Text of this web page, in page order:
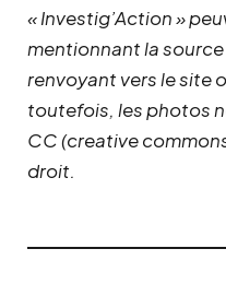
« Investig’Action »
mentionnant la
renvoyant vers le site
toutefois, les photos
CC (creative
droit.